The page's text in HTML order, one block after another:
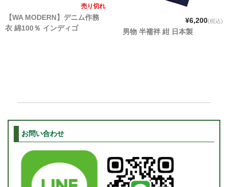
売り切れ
【WA MODERN】デニム作務
衣 綿100％ インディゴ
¥6,200(税込)
男物 半襦袢 紺 日本製
お問い合わせ